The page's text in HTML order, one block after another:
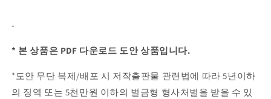
-
* 본 상품은 PDF 다운로드 도안 상품입니다.
*도안 무단 복제/배포 시 저작출판물 관련법에 따라 5년이하
의 징역 또는 5천만원 이하의 벌금형 형사처벌을 받을 수 있